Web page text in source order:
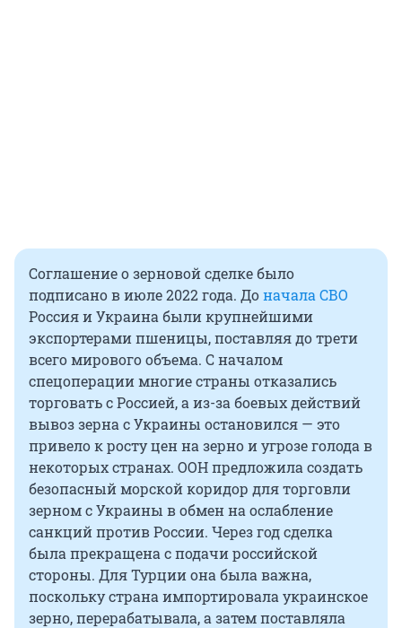
Соглашение о зерновой сделке было
подписано в июле 2022 года. Доначала СВО
Россия и Украина были крупнейшими
экспортерами пшеницы, поставляя до трети
всего мирового объема. С началом
спецоперации многие страны отказались
торговать с Россией, а из-за боевых действий
вывоз зерна с Украины остановился — это
привело к росту цен на зерно и угрозе голода в
некоторых странах. ООН предложила создать
безопасный морской коридор для торговли
зерном с Украины в обмен на ослабление
санкций против России. Через год сделка
была прекращена с подачи российской
стороны. Для Турции она была важна,
поскольку страна импортировала украинское
зерно, перерабатывала, а затем поставляла